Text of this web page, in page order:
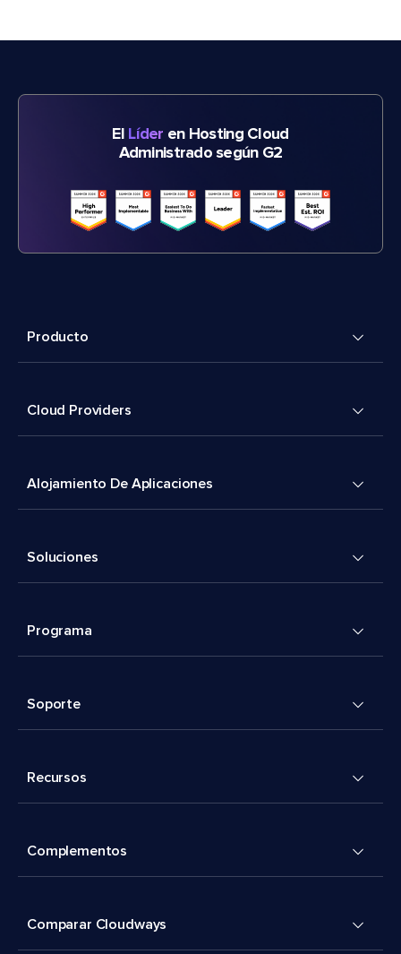
El Líder en Hosting Cloud
Administrado según G2
Producto
Cloud Providers
Alojamiento De Aplicaciones
Soluciones
Programa
Soporte
Recursos
Complementos
Comparar Cloudways